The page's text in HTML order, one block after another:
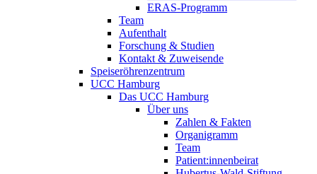
ERAS-Programm
Team
Aufenthalt
Forschung & Studien
Kontakt & Zuweisende
Speiseröhrenzentrum
UCC Hamburg
Das UCC Hamburg
Über uns
Zahlen & Fakten
Organigramm
Team
Patient:innenbeirat